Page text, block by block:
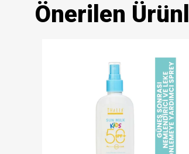
Önerilen